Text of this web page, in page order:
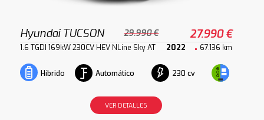
Hyundai TUCSON 29.990 € 27.990 €
1.6 TGDI 169kW 230CV HEV NLine Sky AT 2022 67.136 km
Híbrido Automático 230 cv
VER DETALLES